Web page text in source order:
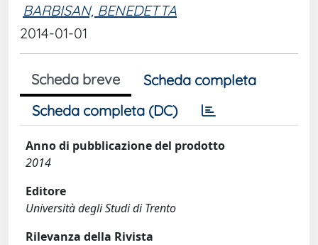
BARBISAN, BENEDETTA
2014-01-01
Scheda breve
Scheda completa
Scheda completa (DC)
Anno di pubblicazione del prodotto
2014
Editore
Università degli Studi di Trento
Rilevanza della Rivista